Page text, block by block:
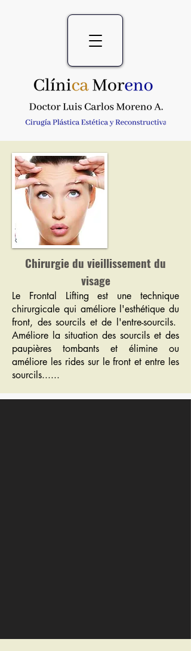
Chirurgie du vieillissement du
visage
Le Frontal Lifting est une technique
chirurgicale qui améliore l'esthétique du
front, des sourcils et de l'entre-sourcils.
Améliore la situation des sourcils et des
paupières tombants et élimine ou
améliore les rides sur le front et entre les
sourcils......